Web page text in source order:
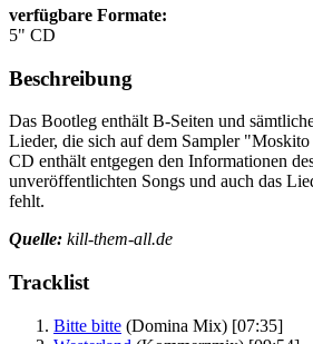
verfügbare Formate:
5" CD
Beschreibung
Das Bootleg enthält B-Seiten und
Lieder, die sich auf dem Sampler
CD enthält entgegen den Informationen
unveröffentlichten Songs und auch das
fehlt.
Quelle: kill-them-all.de
Tracklist
Bitte bitte (Domina Mix) [07:35]